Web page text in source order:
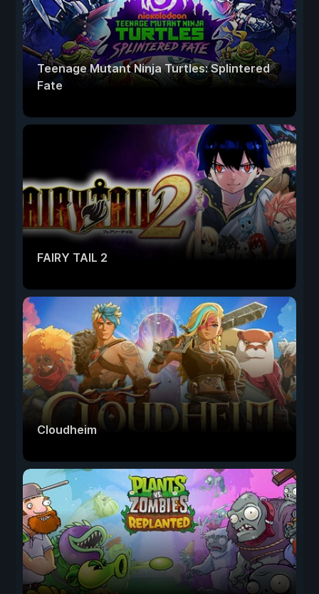
Teenage Mutant Ninja Turtles: Splintered
Fate
FAIRY TAIL 2
Cloudheim